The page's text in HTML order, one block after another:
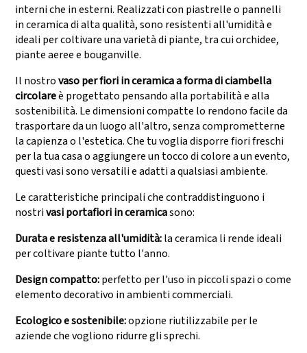
interni che in esterni. Realizzati con piastrelle o pannelli
in ceramica di alta qualità, sono resistenti all'umidità e
ideali per coltivare una varietà di piante, tra cui orchidee,
piante aeree e bouganville.
Il nostrovaso per fiori in ceramica a forma di ciambella
circolareè progettato pensando alla portabilità e alla
sostenibilità. Le dimensioni compatte lo rendono facile da
trasportare da un luogo all'altro, senza comprometterne
la capienza o l'estetica. Che tu voglia disporre fiori freschi
per la tua casa o aggiungere un tocco di colore a un evento,
questi vasi sono versatili e adatti a qualsiasi ambiente.
Le caratteristiche principali che contraddistinguono i
nostrivasi portafiori in ceramicasono:
Durata e resistenza all'umidità:la ceramica li rende ideali
per coltivare piante tutto l'anno.
Design compatto:perfetto per l'uso in piccoli spazi o come
elemento decorativo in ambienti commerciali.
Ecologico e sostenibile:opzione riutilizzabile per le
aziende che vogliono ridurre gli sprechi.